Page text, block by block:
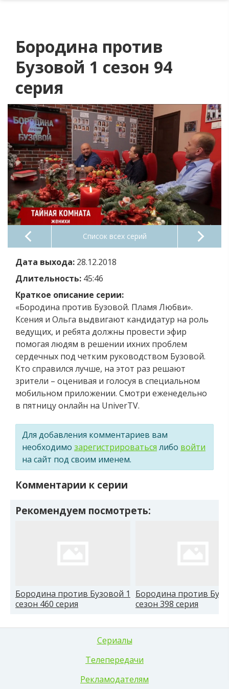
Бородина против
Бузовой 1 сезон 94
серия
Список всех серий
Дата выхода: 28.12.2018
Длительность: 45:46
Краткое описание серии:
«Бородина против Бузовой. Пламя Любви».
Ксения и Ольга выдвигают кандидатур на роль
ведущих, и ребята должны провести эфир
помогая людям в решении ихних проблем
сердечных под четким руководством Бузовой.
Кто справился лучше, на этот раз решают
зрители – оценивая и голосуя в специальном
мобильном приложении. Смотри еженедельно
в пятницу онлайн на UniverTV.
Для добавления комментариев вам
необходимо зарегистрироваться либо войти
на сайт под своим именем.
Комментарии к серии
Рекомендуем посмотреть:
Бородина против Бузовой 1
сезон 460 серия
Бородина против
сезон 398 серия
Сериалы
Телепередачи
Рекламодателям